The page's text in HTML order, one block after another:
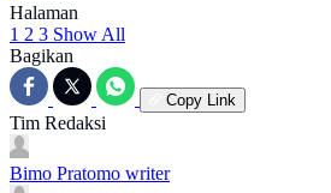
Halaman
1 2 3 Show All
Bagikan
Copy Link
Tim Redaksi
Bimo Pratomo writer